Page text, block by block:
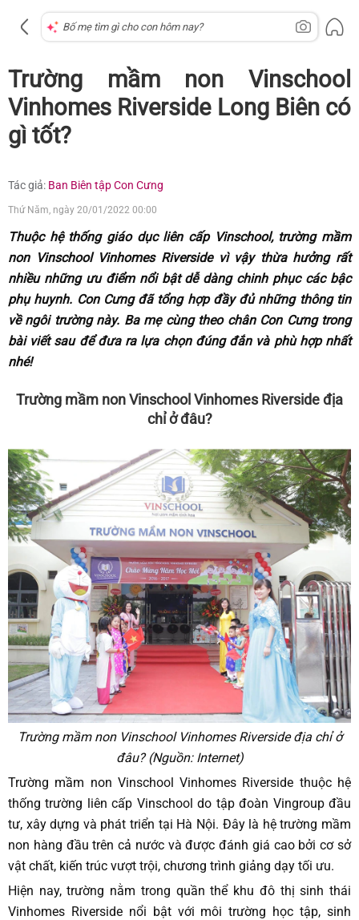
Trường mầm non Vinschool
Vinhomes Riverside Long Biên có
gì tốt?
Tác giả: Ban Biên tập Con Cưng
Thứ Năm, ngày 20/01/2022 00:00
Thuộc hệ thống giáo dục liên cấp Vinschool, trường mầm
non Vinschool Vinhomes Riverside vì vậy thừa hưởng rất
nhiều những ưu điểm nổi bật dễ dàng chinh phục các bậc
phụ huynh. Con Cưng đã tổng hợp đầy đủ những thông tin
về ngôi trường này. Ba mẹ cùng theo chân Con Cưng trong
bài viết sau để đưa ra lựa chọn đúng đắn và phù hợp nhất
nhé!
Trường mầm non Vinschool Vinhomes Riverside địa
chỉ ở đâu?
Trường mầm non Vinschool Vinhomes Riverside địa chỉ ở
đâu? (Nguồn: Internet)
Trường mầm non Vinschool Vinhomes Riverside thuộc hệ
thống trường liên cấp Vinschool do tập đoàn Vingroup đầu
tư, xây dựng và phát triển tại Hà Nội. Đây là hệ trường mầm
non hàng đầu trên cả nước và được đánh giá cao bởi cơ sở
vật chất, kiến trúc vượt trội, chương trình giảng dạy tối ưu.
Hiện nay, trường nằm trong quần thể khu đô thị sinh thái
Vinhomes Riverside nổi bật với môi trường học tập, sinh